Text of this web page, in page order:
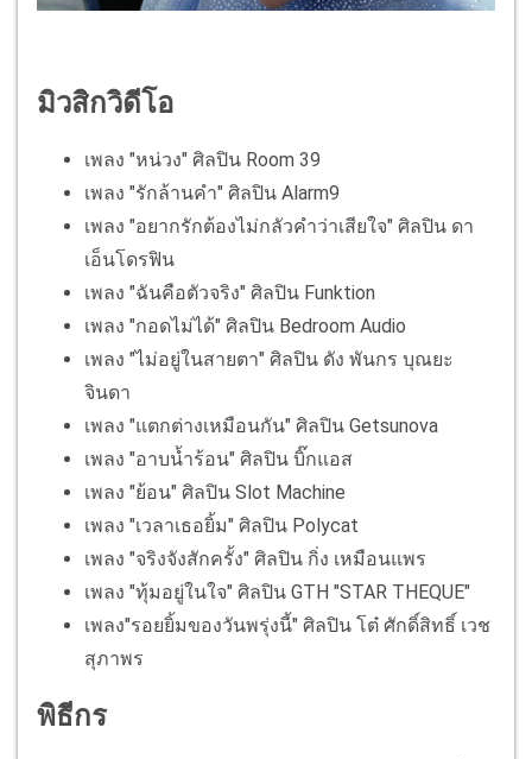
มิวสิกวิดีโอ
เพลง "หน่วง" ศิลปิน Room 39
เพลง "รักล้านคำ" ศิลปิน Alarm9
เพลง "อยากรักต้องไม่กลัวคำว่าเสียใจ" ศิลปิน ดา
เอ็นโดรฟิน
เพลง "ฉันคือตัวจริง" ศิลปิน Funktion
เพลง "กอดไม่ได้" ศิลปิน Bedroom Audio
เพลง "ไม่อยู่ในสายตา" ศิลปิน ดัง พันกร บุณยะ
จินดา
เพลง "แตกต่างเหมือนกัน" ศิลปิน Getsunova
เพลง "อาบน้ำร้อน" ศิลปิน บิ๊กแอส
เพลง "ย้อน" ศิลปิน Slot Machine
เพลง "เวลาเธอยิ้ม" ศิลปิน Polycat
เพลง "จริงจังสักครั้ง" ศิลปิน กิ่ง เหมือนแพร
เพลง "ทุ้มอยู่ในใจ" ศิลปิน GTH "STAR THEQUE"
เพลง"รอยยิ้มของวันพรุ่งนี้" ศิลปิน โต๋ ศักดิ์สิทธิ์ เวช
สุภาพร
พิธีกร